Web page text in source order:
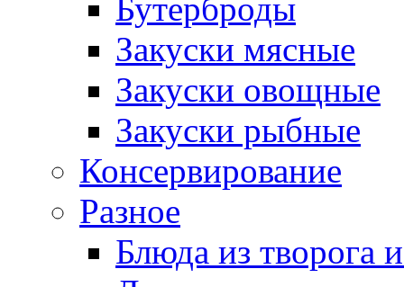
Бутерброды
Закуски мясные
Закуски овощные
Закуски рыбные
Консервирование
Разное
Блюда из творога